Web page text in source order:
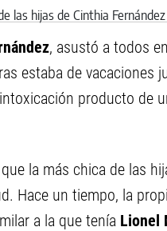
, asustó a todos
estaba de vacaciones
producto de
la más chica de las
Hace un tiempo, la
a la que tenía Lionel